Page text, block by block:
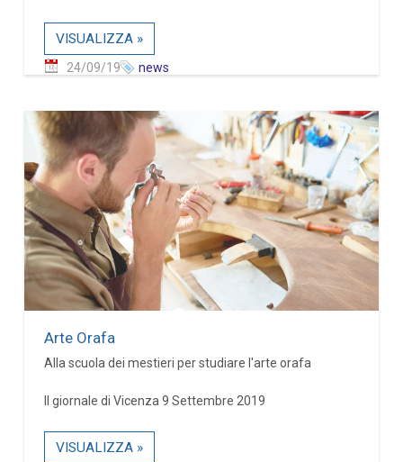
VISUALIZZA »
24/09/19 news
Arte Orafa
Alla scuola dei mestieri per studiare l'arte orafa
Il giornale di Vicenza 9 Settembre 2019
VISUALIZZA »